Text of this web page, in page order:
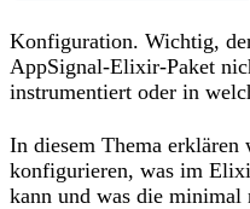
Konfiguration. Wichtig,
AppSignal-Elixir-Paket
instrumentiert oder in
In diesem Thema
konfigurieren, was im
kann und was die